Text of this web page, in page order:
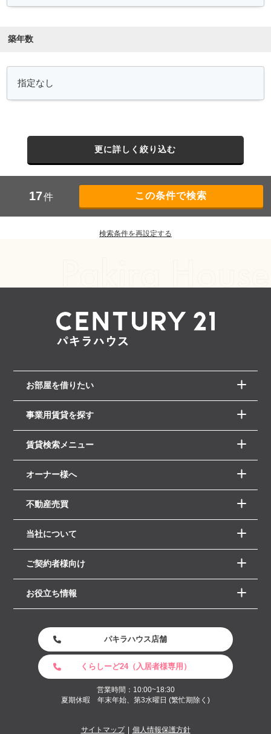
築年数
更に詳しく絞り込む
17件
検索条件を再設定する
お部屋を借りたい
事業用賃貸を探す
賃貸検索メニュー
オーナー様へ
不動産売買
当社について
ご契約者様向け
お役立ち情報
パキラハウス店舗
くらしーど24（入居者様専用）
営業時間：10:00~18:30
夏期休暇 年末年始、第3水曜日 (繁忙期除く)
サイトマップ 個人情報保護方針